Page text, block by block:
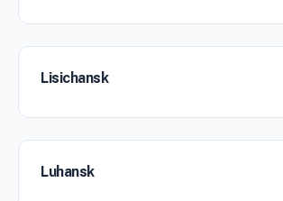
Lisichansk
Luhansk